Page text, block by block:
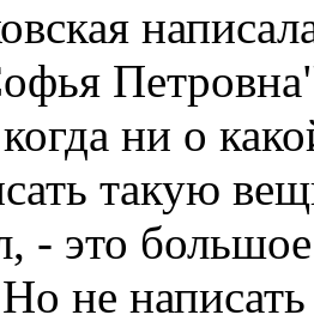
ни о
такую
- это
не